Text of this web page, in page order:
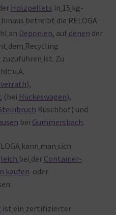
Holzpellets in 15 kg-
hinaus betreibt die RELOGA
an Deponien, auf denen der
dem Recycling
zuzuführen ist. Zu
u.A.
),
(bei Hückeswagen),
Büschhof) und
bei Gummersbach.
kann man sich
bei der Container-
kaufen oder
ist ein zertifizierter